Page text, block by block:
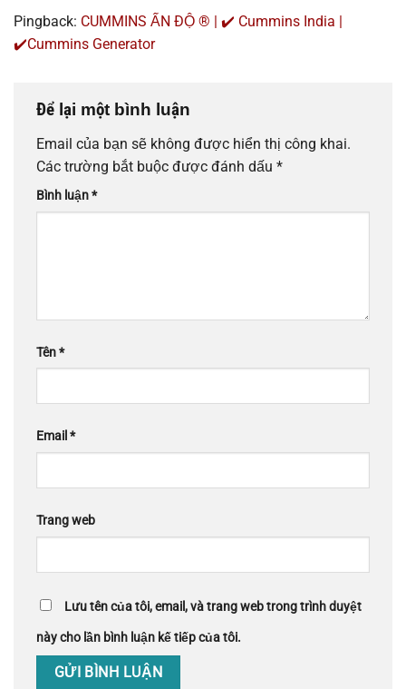
Pingback: CUMMINS ẤN ĐỘ ® | ✔️ Cummins India |
✔️Cummins Generator
Để lại một bình luận
Email của bạn sẽ không được hiển thị công khai.
Các trường bắt buộc được đánh dấu *
Bình luận*
Tên*
Email *
Trang web
Lưu tên của tôi, email, và trang web trong trình duyệt
này cho lần bình luận kế tiếp của tôi.